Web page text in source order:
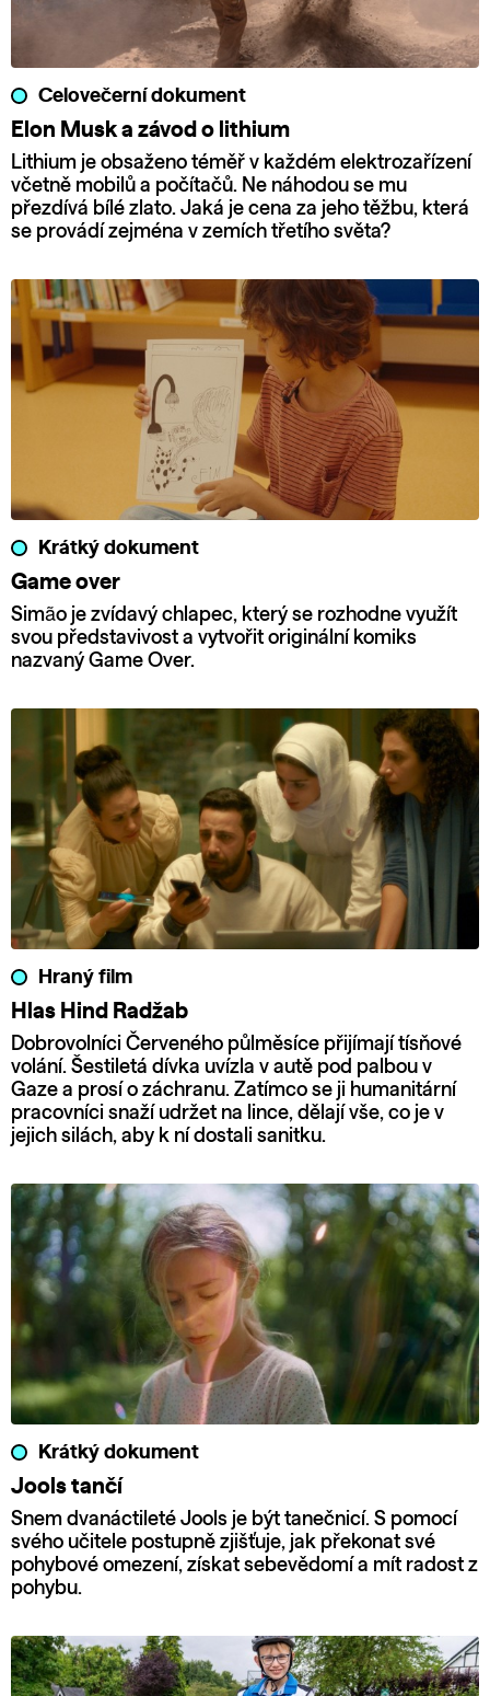
Celovečerní dokument
Elon Musk a závod o lithium
Lithium je obsaženo téměř v každém elektrozařízení
včetně mobilů a počítačů. Ne náhodou se mu
přezdívá bílé zlato. Jaká je cena za jeho těžbu, která
se provádí zejména v zemích třetího světa?
Krátký dokument
Game over
Simão je zvídavý chlapec, který se rozhodne využít
svou představivost a vytvořit originální komiks
nazvaný Game Over.
Hraný film
Hlas Hind Radžab
Dobrovolníci Červeného půlměsíce přijímají tísňové
volání. Šestiletá dívka uvízla v autě pod palbou v
Gaze a prosí o záchranu. Zatímco se ji humanitární
pracovníci snaží udržet na lince, dělají vše, co je v
jejich silách, aby k ní dostali sanitku.
Krátký dokument
Jools tančí
Snem dvanáctileté Jools je být tanečnicí. S pomocí
svého učitele postupně zjišťuje, jak překonat své
pohybové omezení, získat sebevědomí a mít radost z
pohybu.